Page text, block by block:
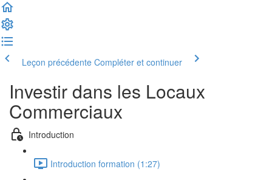
Leçon précédente Compléter et continuer
Investir dans les Locaux
Commerciaux
Introduction
Introduction formation (1:27)